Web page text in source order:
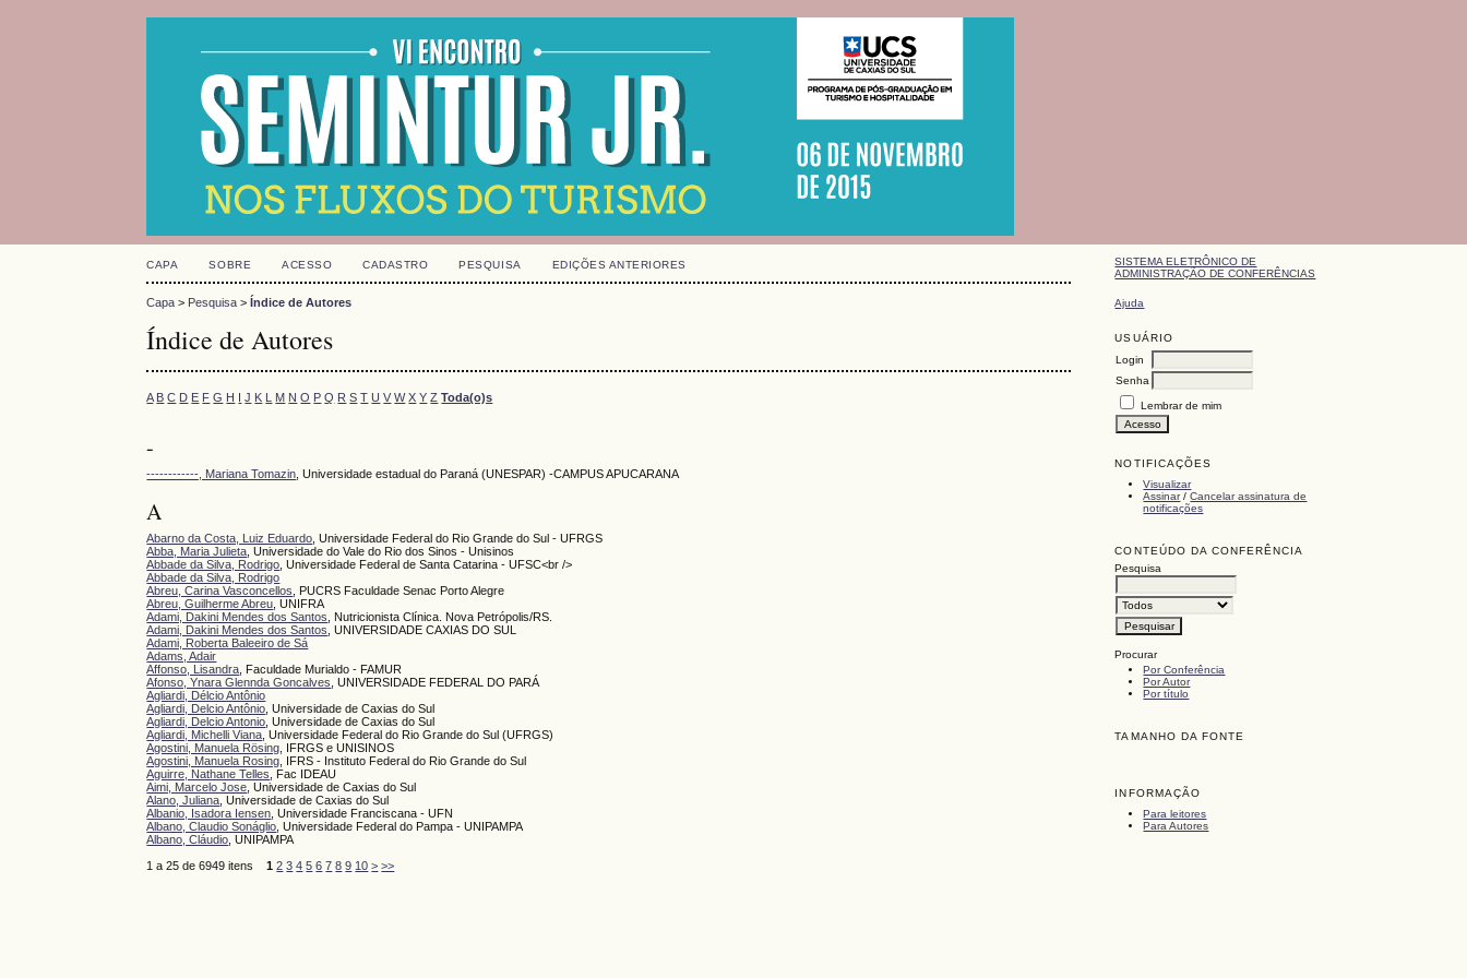
SISTEMA ELETRÔNICO DE
ADMINISTRAÇÃO DE CONFERÊNCIAS
Ajuda
USUÁRIO
Login
Senha
Lembrar de mim
NOTIFICAÇÕES
Visualizar
Assinar/Cancelar assinatura de
notificações
CONTEÚDO DA CONFERÊNCIA
Pesquisa
Procurar
Por Conferência
Por Autor
Por título
TAMANHO DA FONTE
INFORMAÇÃO
Para leitores
Para Autores
CAPA SOBRE ACESSO CADASTRO PESQUISA EDIÇÕES ANTERIORES
Capa > Pesquisa >Índice de Autores
Índice de Autores
A B C D E F G H I J K L M N O P Q R S T U V W X Y Z Toda(o)s
-
------------, Mariana Tomazin , Universidade estadual do Paraná (UNESPAR) -CAMPUS APUCARANA
A
Abarno da Costa, Luiz Eduardo, Universidade Federal do Rio Grande do Sul - UFRGS
Abba, Maria Julieta, Universidade do Vale do Rio dos Sinos - Unisinos
Abbade da Silva, Rodrigo, Universidade Federal de Santa Catarina - UFSC<br />
Abbade da Silva, Rodrigo
Abreu, Carina Vasconcellos, PUCRS Faculdade Senac Porto Alegre
Abreu, Guilherme Abreu, UNIFRA
Adami, Dakini Mendes dos Santos, Nutricionista Clínica. Nova Petrópolis/RS.
Adami, Dakini Mendes dos Santos, UNIVERSIDADE CAXIAS DO SUL
Adami, Roberta Baleeiro de Sá
Adams, Adair
Affonso, Lisandra, Faculdade Murialdo - FAMUR
Afonso, Ynara Glennda Goncalves, UNIVERSIDADE FEDERAL DO PARÁ
Agliardi, Délcio Antônio
Agliardi, Delcio Antônio, Universidade de Caxias do Sul
Agliardi, Delcio Antonio, Universidade de Caxias do Sul
Agliardi, Michelli Viana, Universidade Federal do Rio Grande do Sul (UFRGS)
Agostini, Manuela Rösing, IFRGS e UNISINOS
Agostini, Manuela Rosing, IFRS - Instituto Federal do Rio Grande do Sul
Aguirre, Nathane Telles, Fac IDEAU
Aimi, Marcelo Jose, Universidade de Caxias do Sul
Alano, Juliana, Universidade de Caxias do Sul
Albanio, Isadora Iensen, Universidade Franciscana - UFN
Albano, Claudio Sonáglio, Universidade Federal do Pampa - UNIPAMPA
Albano, Cláudio, UNIPAMPA
1 a 25 de 6949 itens1 2 3 4 5 6 7 8 9 10 > >>